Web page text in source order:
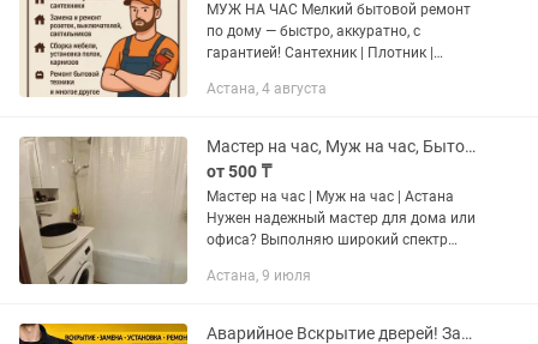
МУЖ НА ЧАС Мелкий бытовой ремонт
по дому — быстро, аккуратно, с
гарантией! Сантехник | Плотник |
сантехники ⚒️Ремонт бытовой техники
Астана, 4 августа
Мастер на час, Муж на час, Бытовой ремонт, сантехника, сборка мебели Астана
от 500 ₸
Мастер на час | Муж на час | Астана
Нужен надежный мастер для дома или
офиса? Выполняю широкий спектр
качественно и аккуратно. Для
Астана, 9 июля
Аварийное Вскрытие дверей! Замена, ремонт, установка замков!